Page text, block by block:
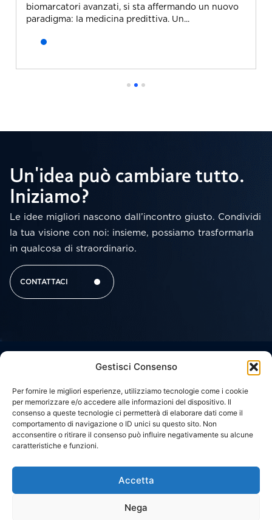
Gestisci Consenso
Per fornire le migliori esperienze, utilizziamo tecnologie come i cookie
per memorizzare e/o accedere alle informazioni del dispositivo. Il
consenso a queste tecnologie ci permetterà di elaborare dati come il
comportamento di navigazione o ID unici su questo sito. Non
acconsentire o ritirare il consenso può influire negativamente su alcune
caratteristiche e funzioni.
Accetta
Nega
biomarcatori avanzati, si sta affermando un nuovo
paradigma: la medicina predittiva. Un...
Un'idea può cambiare tutto.
Iniziamo?
Le idee migliori nascono dall’incontro giusto. Condividi
la tua visione con noi: insieme, possiamo trasformarla
in qualcosa di straordinario.
CONTATTACI
IL
GRUPPO
COSA
FACCIAMO
CODICE
ETICO
WHISTLEBLOWING
PRIVACY
POLICY
LAVORA
CON
NOI
CONTATTACI
Viale
Della
Giovine
Italia,
17
50122,
Florence,
Via
Zuretti,
20125,
c/o
Silversquare
Central
Cantersteen
BELGIUM